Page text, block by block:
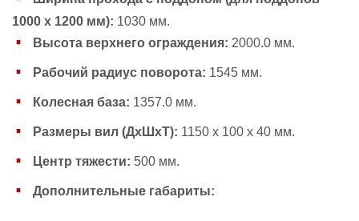
1000 х 1200 мм): 1030 мм.
Высота верхнего ограждения: 2000.0 мм.
Рабочий радиус поворота: 1545 мм.
Колесная база: 1357.0 мм.
Размеры вил (ДхШхТ): 1150 х 100 х 40 мм.
Центр тяжести: 500 мм.
Дополнительные габариты: